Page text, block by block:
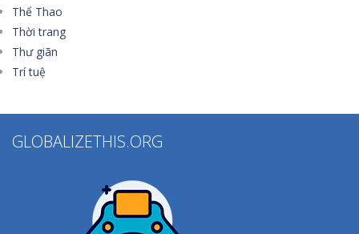
Thể Thao
Thời trang
Thư giãn
Trí tuệ
GLOBALIZETHIS.ORG